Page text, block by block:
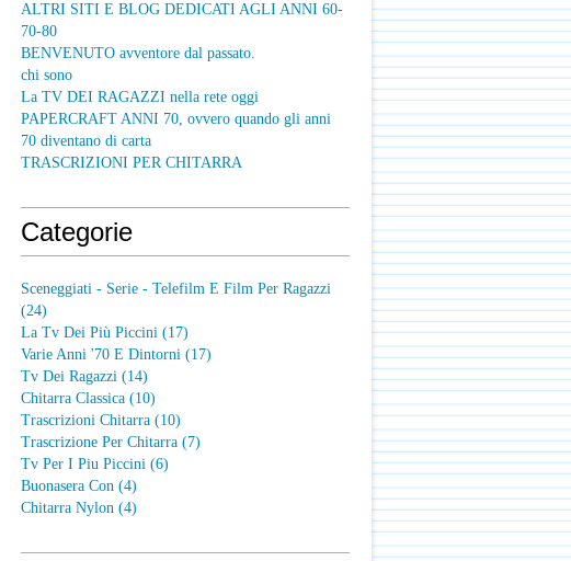
ALTRI SITI E BLOG DEDICATI AGLI ANNI 60-
70-80
BENVENUTO avventore dal passato.
chi sono
La TV DEI RAGAZZI nella rete oggi
PAPERCRAFT ANNI 70, ovvero quando gli anni
70 diventano di carta
TRASCRIZIONI PER CHITARRA
Categorie
Sceneggiati - Serie - Telefilm E Film Per Ragazzi
(24)
La Tv Dei Più Piccini (17)
Varie Anni '70 E Dintorni (17)
Tv Dei Ragazzi (14)
Chitarra Classica (10)
Trascrizioni Chitarra (10)
Trascrizione Per Chitarra (7)
Tv Per I Piu Piccini (6)
Buonasera Con (4)
Chitarra Nylon (4)